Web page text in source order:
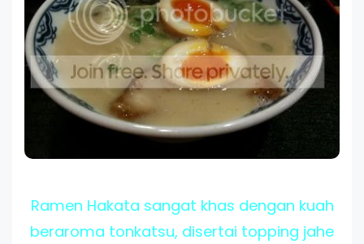
Ramen Hakata sangat khas dengan kuah
beraroma tonkatsu, disertai topping jahe